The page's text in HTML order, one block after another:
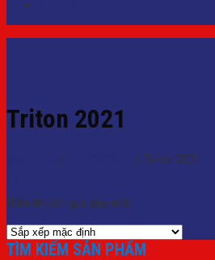
Triton 2021
/ / Triton 2021
Hiển thị kết quả duy nhất
TÌM KIẾM SẢN PHẨM